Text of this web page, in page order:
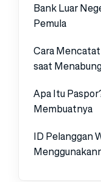
Bank Luar
Pemula
Cara
saat
Apa Itu
Membuatnya
ID Pelanggan